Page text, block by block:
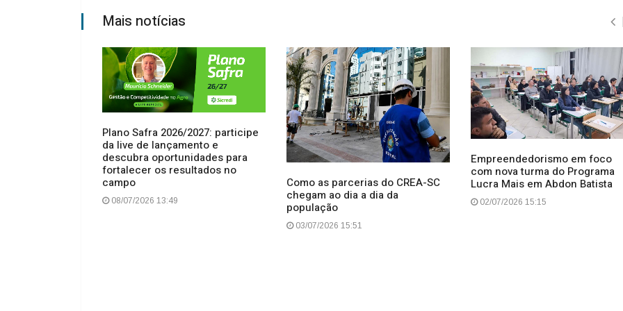
Mais notícias
Plano Safra 2026/2027: participe
da live de lançamento e
descubra oportunidades para
fortalecer os resultados no
campo
08/07/2026 13:49
Como as parcerias do CREA-SC
chegam ao dia a dia da
população
03/07/2026 15:51
Empreendedorismo em foco
com nova turma do Programa
Lucra Mais em Abdon Batista
02/07/2026 15:15